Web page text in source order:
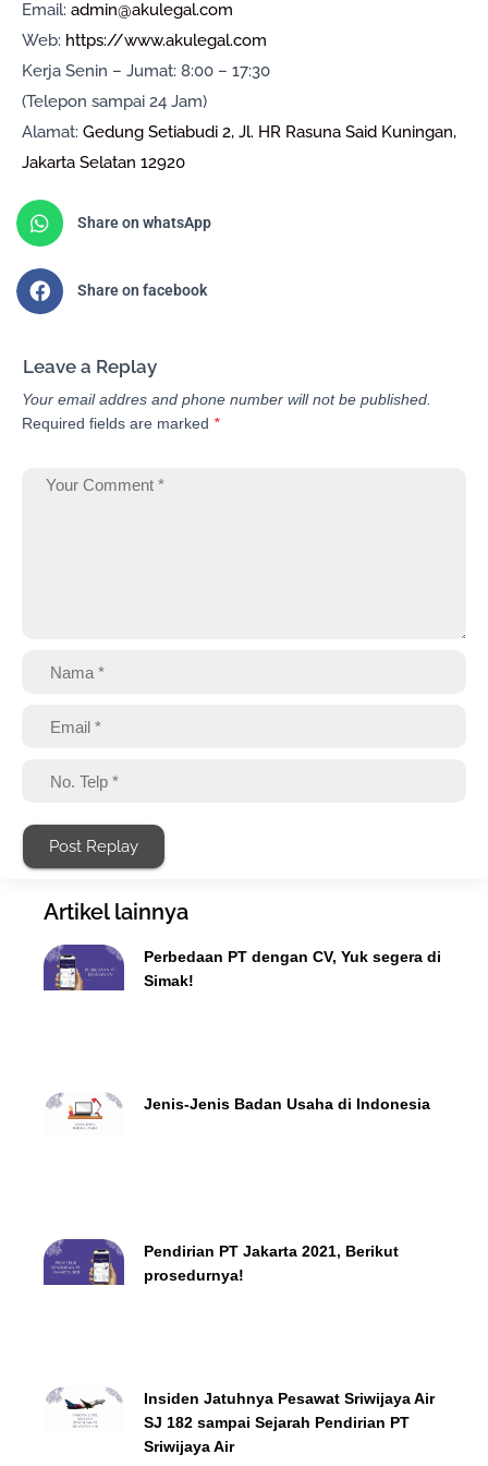
Email: admin@akulegal.com
Web: https://www.akulegal.com
Kerja Senin – Jumat: 8:00 – 17:30
(Telepon sampai 24 Jam)
Alamat: Gedung Setiabudi 2, Jl. HR Rasuna Said Kuningan,
Jakarta Selatan 12920
Share on whatsApp
Share on facebook
Leave a Replay
Your email addres and phone number will not be published.
Required fields are marked *
Post Replay
Artikel lainnya
Perbedaan PT dengan CV, Yuk segera di
Simak!
Jenis-Jenis Badan Usaha di Indonesia
Pendirian PT Jakarta 2021, Berikut
prosedurnya!
Insiden Jatuhnya Pesawat Sriwijaya Air
SJ 182 sampai Sejarah Pendirian PT
Sriwijaya Air